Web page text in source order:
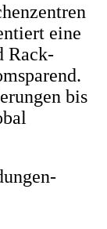
eine
Rack-
bis